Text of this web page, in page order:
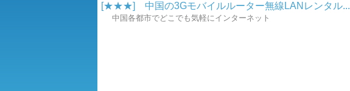
[★★★] 中国の3Gモバイルルーター無線LANレンタル...
中国各都市でどこでも気軽にインターネット